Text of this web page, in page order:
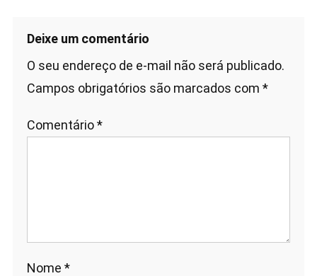
Deixe um comentário
O seu endereço de e-mail não será publicado.
Campos obrigatórios são marcados com *
Comentário*
Nome *